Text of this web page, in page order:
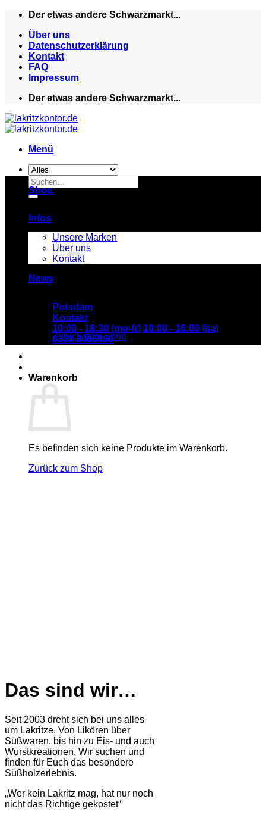
Zum
springen
Der etwas andere Schwarzmarkt...
Über uns
Datenschutzerklärung
Kontakt
FAQ
Impressum
Der etwas andere Schwarzmarkt...
Menü
Suchen
nach:
Es befinden sich keine Produkte im Warenkorb.
Zurück zum Shop
Warenkorb
Es befinden sich keine Produkte im Warenkorb.
Zurück zum Shop
Shop
Infos
Unsere Marken
Über uns
Kontakt
News
Potsdam
Kontakt
10:00 - 18:30 (mo-fr) 10:00 - 16:00 (sa)
0331 2005890
Das sind wir…
Seit 2003 dreht sich bei uns alles
um Lakritze. Von Likören über
Süßwaren, bis hin zu Eis- und auch
Wurstkreationen. Wir suchen und
finden für Euch das besondere
Süßholzerlebnis.
„Wer kein Lakritz mag, hat nur noch
nicht das Richtige gekostet“